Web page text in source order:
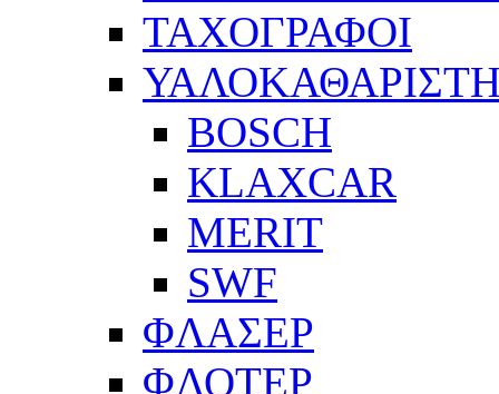
ΤΑΧΟΓΡΑΦΟΙ
BOSCH
KLAXCAR
MERIT
SWF
ΦΛΑΣΕΡ
ΦΛΟΤΕΡ